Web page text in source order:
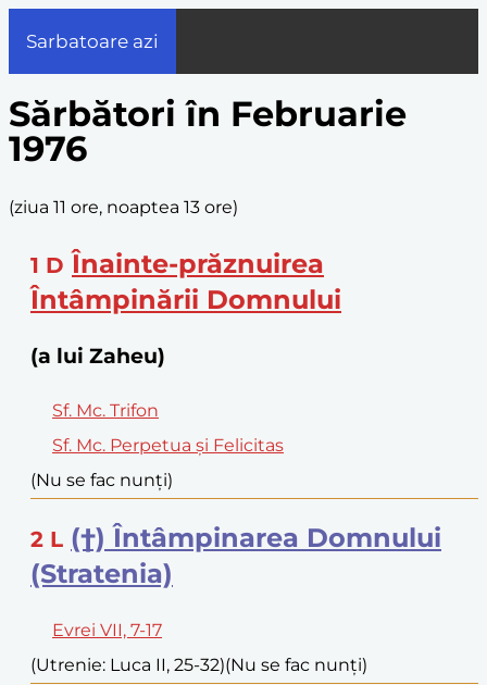
Sarbatoare azi
Sărbători în Februarie
1976
(ziua 11 ore, noaptea 13 ore)
1 D Înainte-prăznuirea
Întâmpinării Domnului
(a lui Zaheu)
Sf. Mc. Trifon
Sf. Mc. Perpetua și Felicitas
(Nu se fac nunți)
2 L (†) Întâmpinarea Domnului
(Stratenia)
Evrei VII, 7-17
(Utrenie: Luca II, 25-32)(Nu se fac nunți)